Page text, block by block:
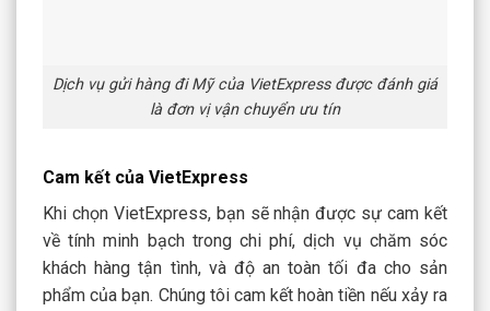
Dịch vụ gửi hàng đi Mỹ của VietExpress được đánh giá
là đơn vị vận chuyển ưu tín
Cam kết của VietExpress
Khi chọn VietExpress, bạn sẽ nhận được sự cam kết
về tính minh bạch trong chi phí, dịch vụ chăm sóc
khách hàng tận tình, và độ an toàn tối đa cho sản
phẩm của bạn. Chúng tôi cam kết hoàn tiền nếu xảy ra